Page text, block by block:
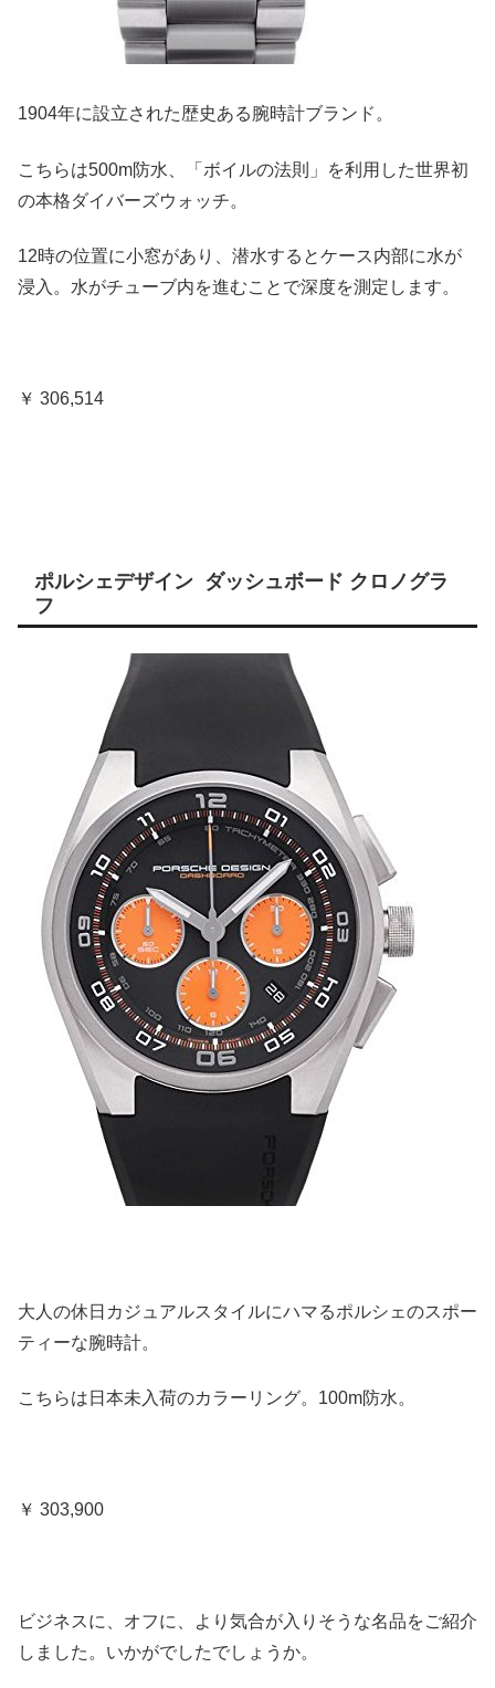
1904年に設立された歴史ある腕時計ブランド。
こちらは500m防水、「ボイルの法則」を利用した世界初
の本格ダイバーズウォッチ。
12時の位置に小窓があり、潜水するとケース内部に水が
浸入。水がチューブ内を進むことで深度を測定します。
￥ 306,514
ポルシェデザイン ダッシュボード クロノグラ
フ
大人の休日カジュアルスタイルにハマるポルシェのスポー
ティーな腕時計。
こちらは日本未入荷のカラーリング。100m防水。
￥ 303,900
ビジネスに、オフに、より気合が入りそうな名品をご紹介
しました。いかがでしたでしょうか。